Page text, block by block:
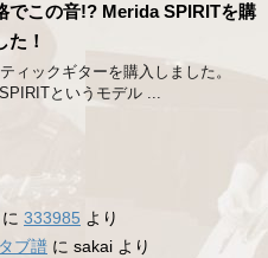
でこの音!? Merida SPIRITを購
た！
ィックギターを購入しました。
というモデル ...
に 333985 より
ブ譜 に sakai より